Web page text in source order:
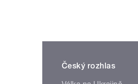
Český rozhlas